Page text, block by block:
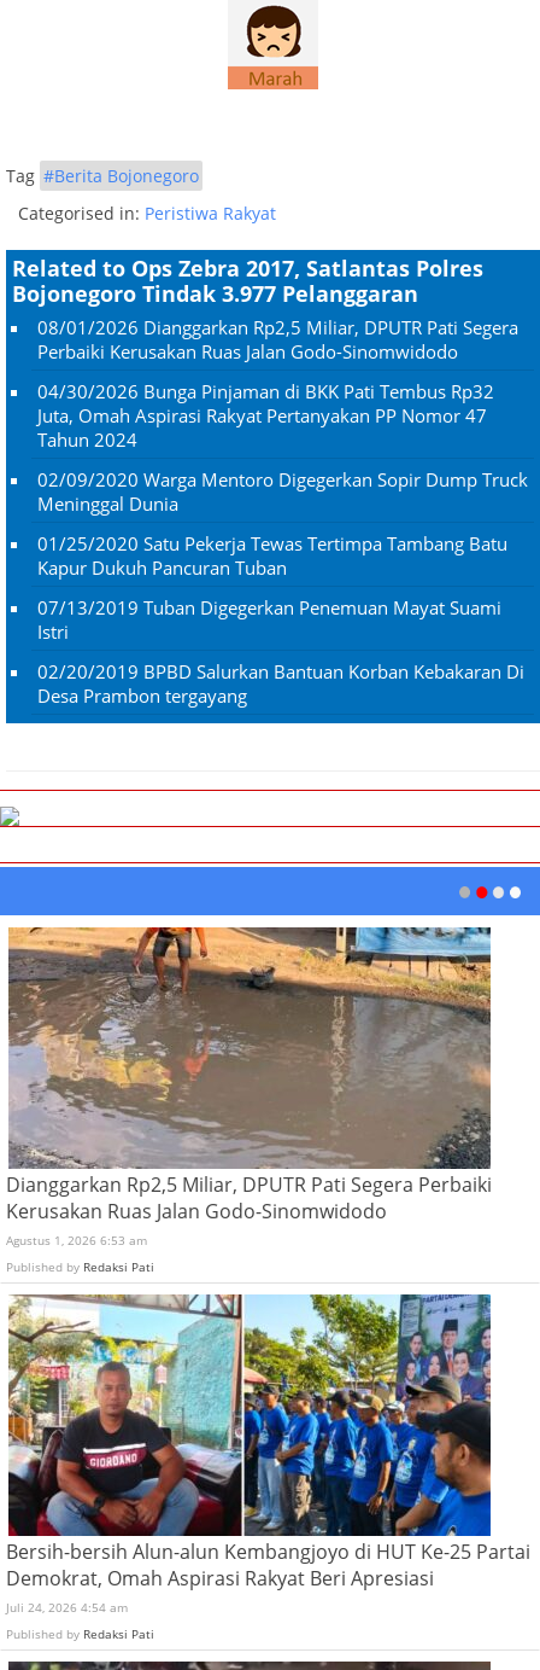
Tag #Berita Bojonegoro
Categorised in: Peristiwa Rakyat
Related to Ops Zebra 2017, Satlantas Polres
Bojonegoro Tindak 3.977 Pelanggaran
08/01/2026 Dianggarkan Rp2,5 Miliar, DPUTR Pati Segera
Perbaiki Kerusakan Ruas Jalan Godo-Sinomwidodo
04/30/2026 Bunga Pinjaman di BKK Pati Tembus Rp32
Juta, Omah Aspirasi Rakyat Pertanyakan PP Nomor 47
Tahun 2024
02/09/2020 Warga Mentoro Digegerkan Sopir Dump Truck
Meninggal Dunia
01/25/2020 Satu Pekerja Tewas Tertimpa Tambang Batu
Kapur Dukuh Pancuran Tuban
07/13/2019 Tuban Digegerkan Penemuan Mayat Suami
Istri
02/20/2019 BPBD Salurkan Bantuan Korban Kebakaran Di
Desa Prambon tergayang
Dianggarkan Rp2,5 Miliar, DPUTR Pati Segera Perbaiki
Kerusakan Ruas Jalan Godo-Sinomwidodo
Agustus 1, 2026 6:53 am
Published by Redaksi Pati
Bersih-bersih Alun-alun Kembangjoyo di HUT Ke-25 Partai
Demokrat, Omah Aspirasi Rakyat Beri Apresiasi
Juli 24, 2026 4:54 am
Published by Redaksi Pati